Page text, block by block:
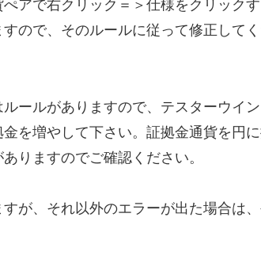
アで右クリック＝＞仕様をクリックす
ので、そのルールに従って修正してく
ールがありますので、テスターウイ
を増やして下さい。証拠金通貨を円
りますのでご確認ください。
が、それ以外のエラーが出た場合は